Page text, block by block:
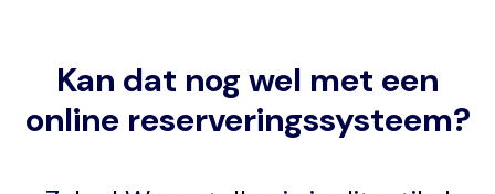
Kan dat nog wel met een
online reserveringssysteem?